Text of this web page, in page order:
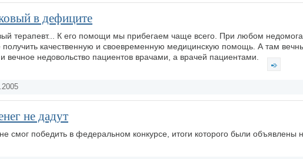
в дефиците
терапевт... К его помощи мы прибегаем чаще всего. При любом
получить качественную и своевременную медицинскую помощь. А там
вечное недовольство пациентов врачами, а врачей пациентами.
не дадут
смог победить в федеральном конкурсе, итоги которого были объявлены